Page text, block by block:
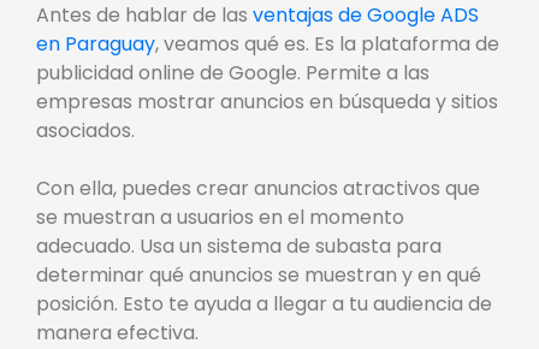
Antes de hablar de las ventajas de Google ADS
en Paraguay, veamos qué es. Es la plataforma de
publicidad online de Google. Permite a las
empresas mostrar anuncios en búsqueda y sitios
asociados.
Con ella, puedes crear anuncios atractivos que
se muestran a usuarios en el momento
adecuado. Usa un sistema de subasta para
determinar qué anuncios se muestran y en qué
posición. Esto te ayuda a llegar a tu audiencia de
manera efectiva.